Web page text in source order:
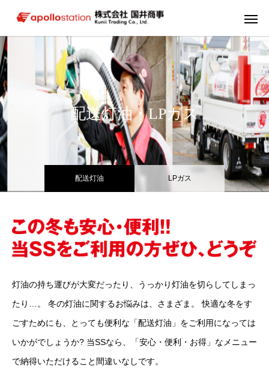
配送灯油・LPガス
配送灯油 LPガス
灯油の持ち運びが大変だったり、うっかり灯油を切らしてしまっ
たり…。 冬の灯油に関するお悩みは、さまざま。 快適な冬をす
ごすためにも、とっても便利な「配送灯油」をご利用になっては
いかがでしょうか? 当SSなら、「安心・便利・お得」なメニュー
で納得いただけること間違いなしです。